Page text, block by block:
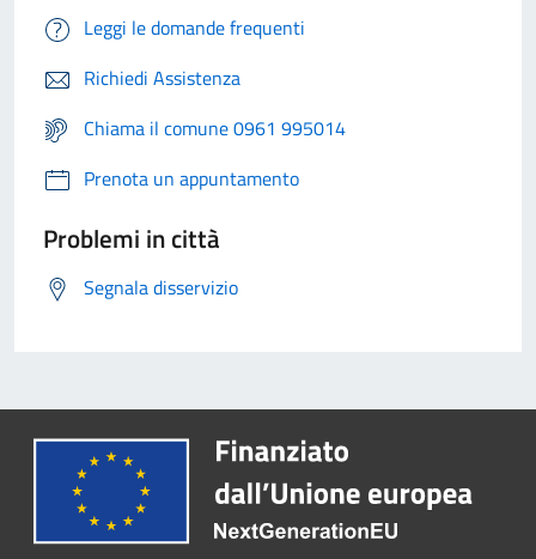
Leggi le domande frequenti
Richiedi Assistenza
Chiama il comune 0961 995014
Prenota un appuntamento
Problemi in città
Segnala disservizio